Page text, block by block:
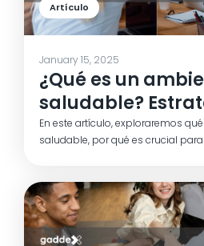
Artículo
January 15, 2025
¿Qué es un
saludable?
promoverlo
En este artículo, exploraremos
saludable, por qué es crucial
espacio más saludable y